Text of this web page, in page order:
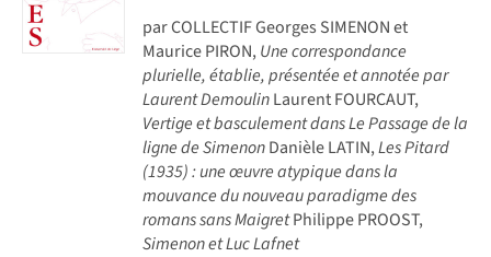
par COLLECTIF Georges SIMENON et
Maurice PIRON,Une correspondance
plurielle, établie, présentée et annotée par
Laurent DemoulinLaurent FOURCAUT,
Vertige et basculement dans Le Passage de la
ligne de SimenonDanièle LATIN,Les Pitard
(1935) : une œuvre atypique dans la
mouvance du nouveau paradigme des
romans sans MaigretPhilippe PROOST,
Simenon et Luc Lafnet